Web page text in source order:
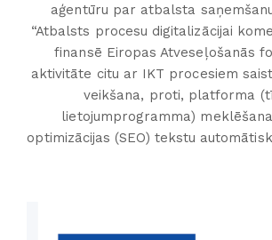
aģentūru par atbalsta
“Atbalsts procesu digitalizācijai
finansē Eiropas Atveseļošanās
aktivitāte citu ar IKT procesiem
veikšana, proti, platforma
lietojumprogramma)
optimizācijas (SEO) tekstu